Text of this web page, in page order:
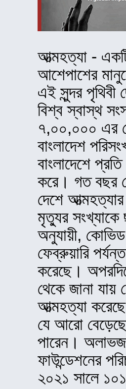
আত্মহত্যা -
আশেপাশের
এই সুন্দর
বিশ্ব স্বাস্থ
৭,০০,০০০ এর
বাংলাদেশ
বাংলাদেশে
করে। গত বছর
দেশে
মৃত্যুর সংখ্যাকে
অনুযায়ী,
ফেব্রুয়ারি
করেছে।
থেকে জানা
আত্মহত্যা
যে আরো
পারেন।
ফাউন্ডেশনের
২০২১ সালে ১০১